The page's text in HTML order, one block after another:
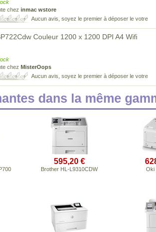
chez inmac wstore
Aucun avis, soyez le premier à déposer le votre
Couleur 1200 x 1200 DPI A4 Wifi
chez MisterOops
Aucun avis, soyez le premier à déposer le votre
dans la même
595,20 €
Brother HL-L9310CDW Oki